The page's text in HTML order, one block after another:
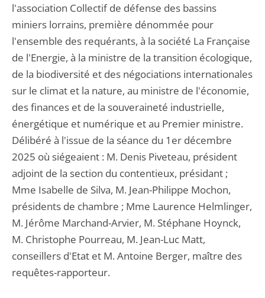
l'association Collectif de défense des bassins
miniers lorrains, première dénommée pour
l'ensemble des requérants, à la société La Française
de l'Energie, à la ministre de la transition écologique,
de la biodiversité et des négociations internationales
sur le climat et la nature, au ministre de l'économie,
des finances et de la souveraineté industrielle,
énergétique et numérique et au Premier ministre.
Délibéré à l'issue de la séance du 1er décembre
2025 où siégeaient : M. Denis Piveteau, président
adjoint de la section du contentieux, présidant ;
Mme Isabelle de Silva, M. Jean-Philippe Mochon,
présidents de chambre ; Mme Laurence Helmlinger,
M. Jérôme Marchand-Arvier, M. Stéphane Hoynck,
M. Christophe Pourreau, M. Jean-Luc Matt,
conseillers d'Etat et M. Antoine Berger, maître des
requêtes-rapporteur.